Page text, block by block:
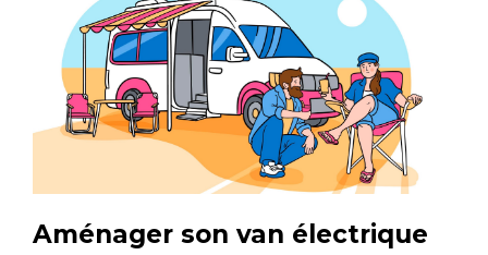
Aménager son van électrique